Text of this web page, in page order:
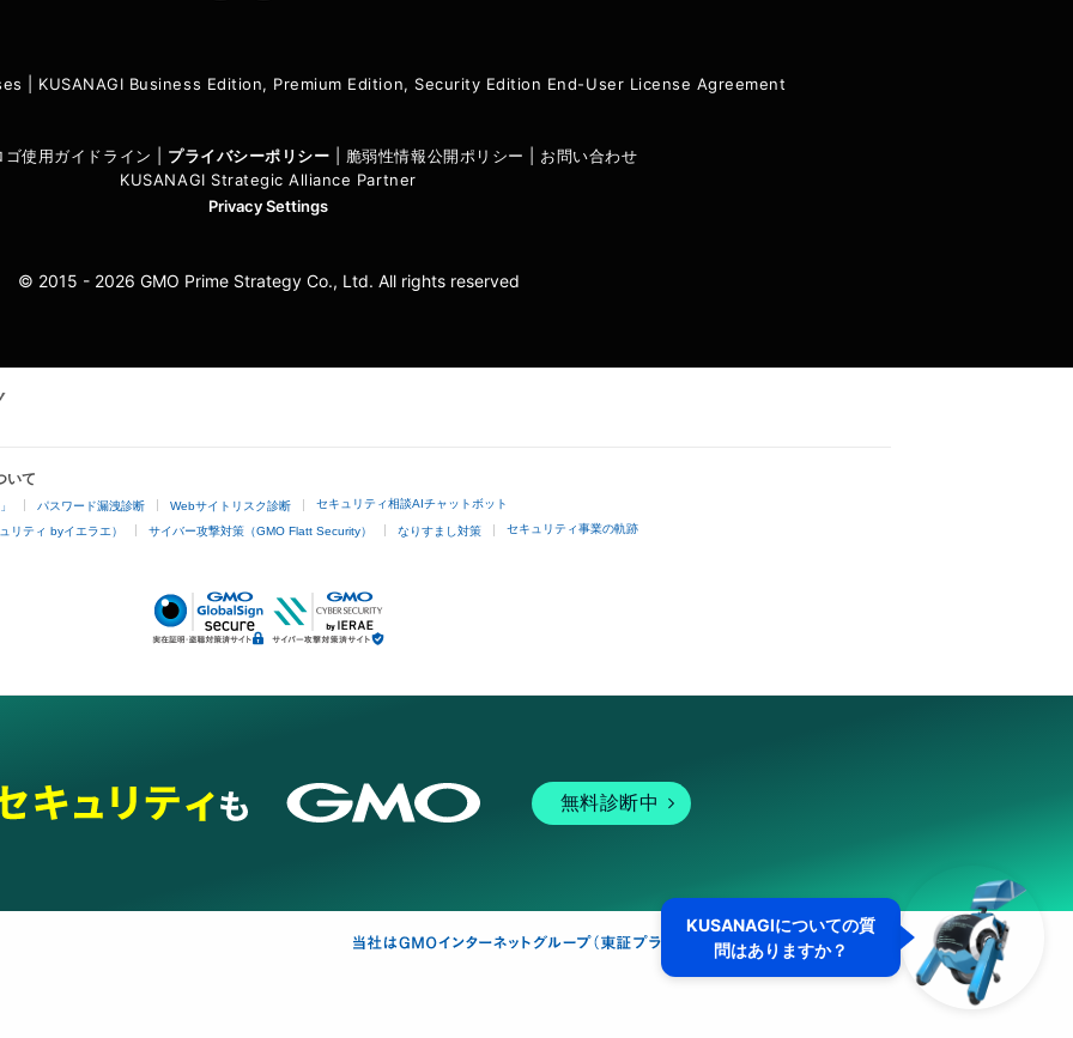
KUSANAGI Business Edition, Premium Edition, Security Edition End-User License Agreement
使用ガイドライン プライバシーポリシー 脆弱性情報公開ポリシー
お問い合わせ
KUSANAGI Strategic Alliance Partner
Privacy Settings
© 2015 - 2026 GMO Prime Strategy Co., Ltd. All rights reserved
いて
パスワード漏洩診断 Webサイトリスク診断 セキュリティ相談AIチャットボット
リティ byイエラエ） サイバー攻撃対策（GMO Flatt Security） なりすまし対策 セキュリティ事業の軌跡
無料診断中
KUSANAGIについての質
問はありますか？